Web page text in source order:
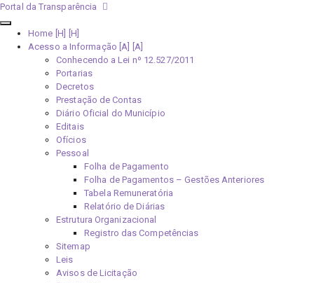
Portal da Transparência
Home [H]
Acesso a Informação [A]
Conhecendo a Lei nº 12.527/2011
Portarias
Decretos
Prestação de Contas
Diário Oficial do Município
Editais
Ofícios
Pessoal
Folha de Pagamento
Folha de Pagamentos – Gestões Anteriores
Tabela Remuneratória
Relatório de Diárias
Estrutura Organizacional
Registro das Competências
Sitemap
Leis
Avisos de Licitação